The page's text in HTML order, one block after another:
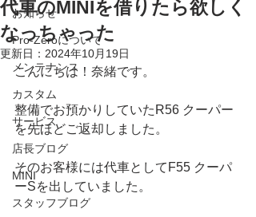
お知らせ
Pro-Zeroについて
メンテナンス
カスタム
サービス
店長ブログ
MINI
スタッフブログ
代車のMINIを借りたら欲しく
なっちゃった
更新日： 2024年10月19日
こんにちは！奈緒です。
整備でお預かりしていたR56 クーパー
を先ほどご返却しました。
そのお客様には代車としてF55 クーパ
ーSを出していました。